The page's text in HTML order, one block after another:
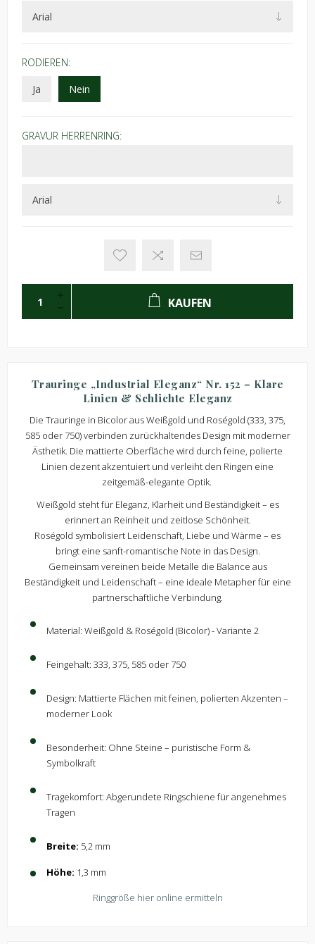
RODIEREN:
Ja
Nein
GRAVUR HERRENRING:
KAUFEN
Trauringe „Industrial Eleganz“ Nr. 152 – Klare
Linien & Schlichte Eleganz
Die Trauringe in Bicolor aus Weißgold und Roségold (333, 375,
585 oder 750) verbinden zurückhaltendes Design mit moderner
Ästhetik. Die mattierte Oberfläche wird durch feine, polierte
Linien dezent akzentuiert und verleiht den Ringen eine
zeitgemäß-elegante Optik.
Weißgold steht für Eleganz, Klarheit und Beständigkeit – es
erinnert an Reinheit und zeitlose Schönheit.
Roségold symbolisiert Leidenschaft, Liebe und Wärme – es
bringt eine sanft-romantische Note in das Design.
Gemeinsam vereinen beide Metalle die Balance aus
Beständigkeit und Leidenschaft – eine ideale Metapher für eine
partnerschaftliche Verbindung.
Material: Weißgold & Roségold (Bicolor) - Variante 2
Feingehalt: 333, 375, 585 oder 750
Design: Mattierte Flächen mit feinen, polierten Akzenten –
moderner Look
Besonderheit: Ohne Steine – puristische Form &
Symbolkraft
Tragekomfort: Abgerundete Ringschiene für angenehmes
Tragen
Breite: 5,2 mm
Höhe: 1,3 mm
Ringgröße hier online ermitteln